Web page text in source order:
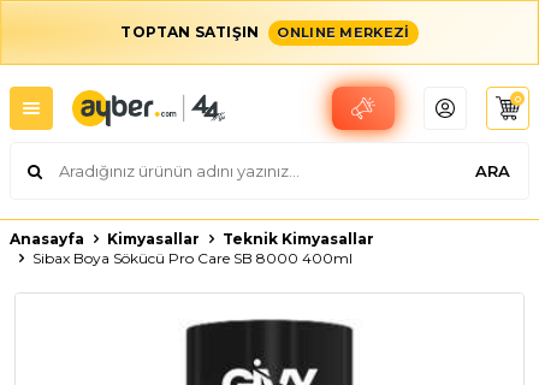
TOPTAN SATIŞIN ONLINE MERKEZİ
ARA
0
Anasayfa Kimyasallar
Teknik Kimyasallar
Sibax Boya Sökücü Pro Care SB 8000 400ml